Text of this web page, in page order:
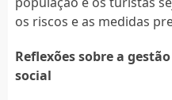
os riscos e as medidas
Reflexões sobre a
social